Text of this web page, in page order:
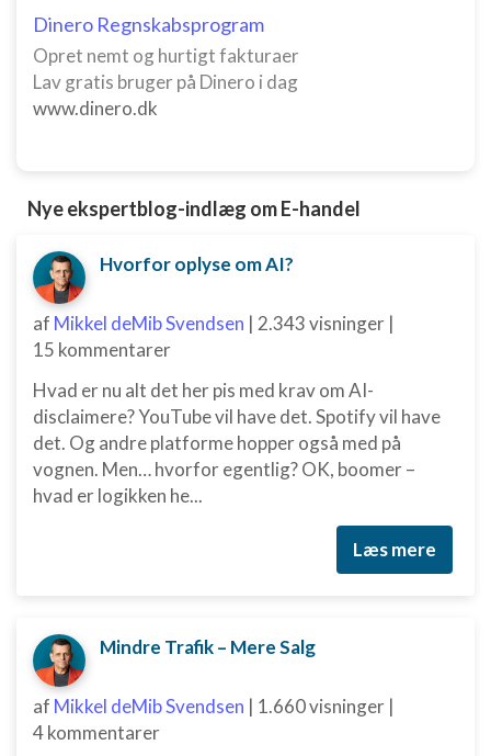
Dinero Regnskabsprogram
Opret nemt og hurtigt fakturaer
Lav gratis bruger på Dinero i dag
www.dinero.dk
Nye ekspertblog-indlæg om E-handel
Hvorfor oplyse om AI?
af Mikkel deMib Svendsen | 2.343 visninger |
15 kommentarer
Hvad er nu alt det her pis med krav om AI-
disclaimere? YouTube vil have det. Spotify vil have
det. Og andre platforme hopper også med på
vognen. Men… hvorfor egentlig? OK, boomer –
hvad er logikken he...
Læs mere
Mindre Trafik – Mere Salg
af Mikkel deMib Svendsen | 1.660 visninger |
4 kommentarer